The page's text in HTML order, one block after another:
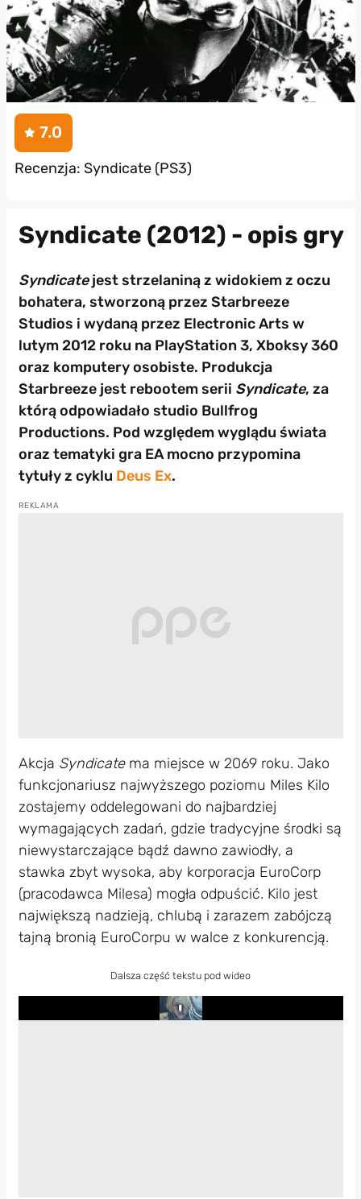
7.0
Recenzja: Syndicate (PS3)
Syndicate (2012) - opis gry
Syndicatejest strzelaniną z widokiem z oczu
bohatera, stworzoną przez Starbreeze
Studios i wydaną przez Electronic Arts w
lutym 2012 roku na PlayStation 3, Xboksy 360
oraz komputery osobiste. Produkcja
Starbreeze jest rebootem serii Syndicate, za
którą odpowiadało studio Bullfrog
Productions. Pod względem wyglądu świata
oraz tematyki gra EA mocno przypomina
tytuły z cyklu Deus Ex.
Akcja Syndicatema miejsce w 2069 roku. Jako
funkcjonariusz najwyższego poziomu Miles Kilo
zostajemy oddelegowani do najbardziej
wymagających zadań, gdzie tradycyjne środki są
niewystarczające bądź dawno zawiodły, a
stawka zbyt wysoka, aby korporacja EuroCorp
(pracodawca Milesa) mogła odpuścić. Kilo jest
największą nadzieją, chlubą i zarazem zabójczą
tajną bronią EuroCorpu w walce z konkurencją.
Dalsza część tekstu pod wideo
Play